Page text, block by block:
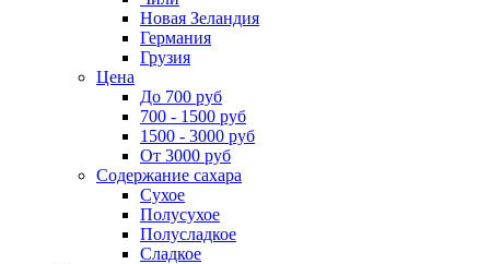
Новая Зеландия
Германия
Грузия
Цена
До 700 руб
700 - 1500 руб
1500 - 3000 руб
От 3000 руб
Содержание сахара
Сухое
Полусухое
Полусладкое
Сладкое